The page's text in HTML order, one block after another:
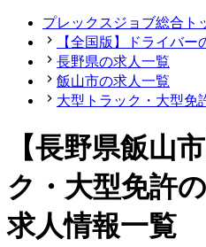
プレックスジョブ総合ト
【全国版】ドライバー
長野県の求人一覧
飯山市の求人一覧
大型トラック・大型免
【長野県飯山
ク・大型免許
求人情報一覧